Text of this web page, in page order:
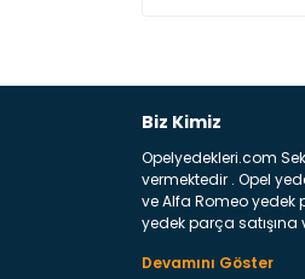
Biz Kimiz
Opelyedekleri.com
vermektedir . Opel
ve Alfa Romeo yedek
yedek parça satışına
belirttiğimiz parçalar